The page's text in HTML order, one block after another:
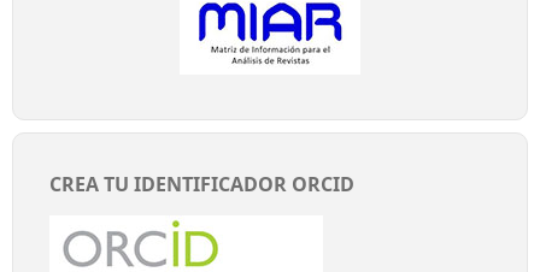
CREA TU IDENTIFICADOR ORCID